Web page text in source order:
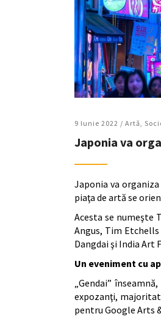
9 Iunie 2022 / Artǎ
Japonia va
Japonia va
piaţa de artă se
Acesta se numeşte
Angus, Tim
Dangdai şi India Art
Un eveniment cu
„Gendai”
expozanţi,
pentru Google Arts